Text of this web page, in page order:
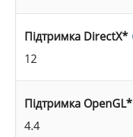
Підтримка DirectX*
12
Підтримка OpenGL*
4.4